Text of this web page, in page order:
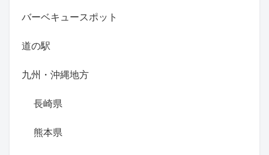
バーベキュースポット
道の駅
九州・沖縄地方
長崎県
熊本県